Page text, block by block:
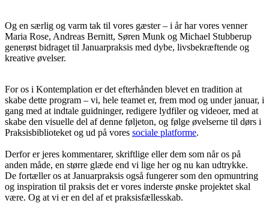
Og en særlig og varm tak til vores gæster – i år har vores venner
Maria Rose, Andreas Bernitt, Søren Munk og Michael Stubberup
generøst bidraget til Januarpraksis med dybe, livsbekræftende og
kreative øvelser.
For os i Kontemplation er det efterhånden blevet en tradition at
skabe dette program – vi, hele teamet er, frem mod og under januar, i
gang med at indtale guidninger, redigere lydfiler og videoer, med at
skabe den visuelle del af denne føljeton, og følge øvelserne til dørs i
Praksisbiblioteket og ud på vores sociale platforme.
Derfor er jeres kommentarer, skriftlige eller dem som når os på
anden måde, en større glæde end vi lige her og nu kan udtrykke.
De fortæller os at Januarpraksis også fungerer som den opmuntring
og inspiration til praksis det er vores inderste ønske projektet skal
være. Og at vi er en del af et praksisfællesskab.